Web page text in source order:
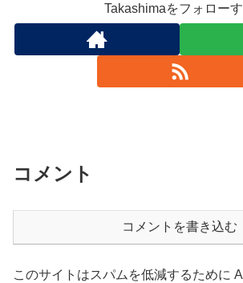
Takashimaをフォロー
コメント
コメントを書き込む
このサイトはスパムを低減するために